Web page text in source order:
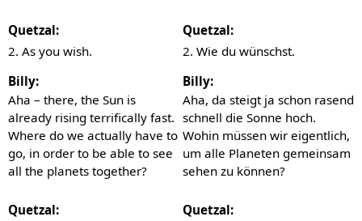
Quetzal:
Quetzal:
2. As you wish.
2. Wie du wünschst.
Billy:
Billy:
Aha – there, the Sun is
already rising terrifically fast.
Where do we actually have to
go, in order to be able to see
all the planets together?
Aha, da steigt ja schon rasend
schnell die Sonne hoch.
Wohin müssen wir eigentlich,
um alle Planeten gemeinsam
sehen zu können?
Quetzal:
Quetzal: